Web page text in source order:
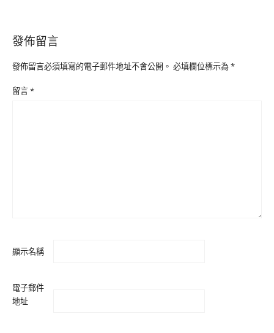
發佈留言
發佈留言必須填寫的電子郵件地址不會公開。 必填欄位標示為*
留言*
顯示名稱
電子郵件
地址